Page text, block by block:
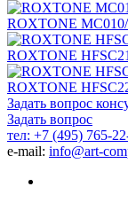
ROXTONE
ROXTONE
ROXTONE
Задать вопрос
Задать вопрос
тел: +7 (495) 765-
e-mail: info@art-